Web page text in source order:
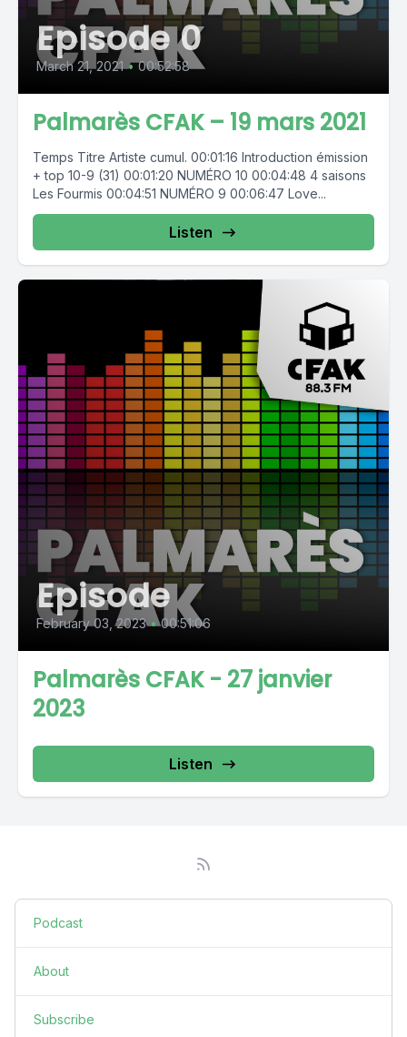
Episode 0
March 21, 2021 • 00:52:58
Palmarès CFAK – 19 mars 2021
Temps Titre Artiste cumul. 00:01:16 Introduction émission
+ top 10-9 (31) 00:01:20 NUMÉRO 10 00:04:48 4 saisons
Les Fourmis 00:04:51 NUMÉRO 9 00:06:47 Love...
Listen
Episode
February 03, 2023 • 00:51:06
Palmarès CFAK - 27 janvier
2023
Listen
Podcast
About
Subscribe